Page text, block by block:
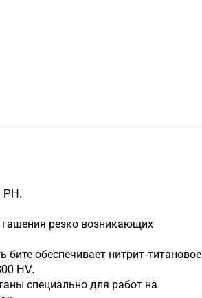
PH.
резко возникающих
бите обеспечивает нитрит-титановое
HV.
специально для работ на